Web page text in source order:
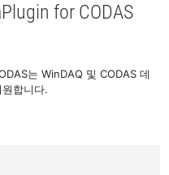
for CODAS
는 WinDAQ 및 CODAS 데
합니다.